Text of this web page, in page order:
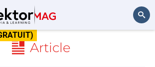
Article